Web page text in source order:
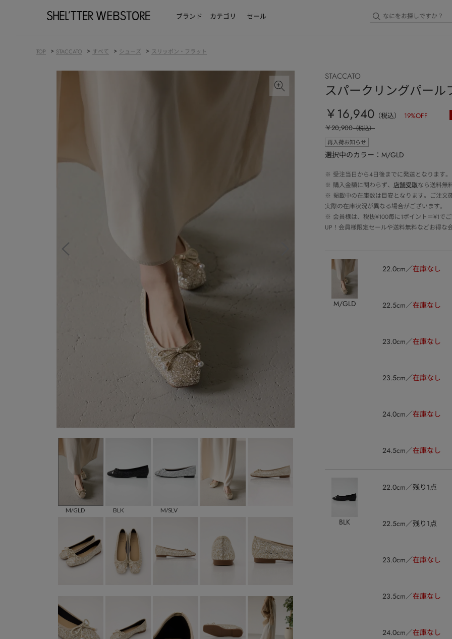
ブランド カテゴリ セール
TOP > STACCATO > すべて > シューズ > スリッポン・フラット
M/GLD BLK M/SLV
STACCATO
スパークリングパール
￥16,940 （税込） 19%OFF
￥20,900（税込）
再入荷お知らせ
選択中のカラー：M/GLD
※ 受注当日から4日後までに発送となります
※ 購入金額に関わらず、 店舗受取なら送料無
※ 掲載中の在庫数は目安となります。ご注文
実際の在庫状況が異なる場合がございます。
※ 会員様は、税抜¥100毎に1ポイント＝¥1で
UP！会員様限定セールや送料無料などお得な
M/GLD
22.0cm 在庫なし
22.5cm 在庫なし
23.0cm 在庫なし
23.5cm 在庫なし
24.0cm 在庫なし
24.5cm 在庫なし
BLK
22.0cm 残り1点
22.5cm 残り1点
23.0cm 在庫なし
23.5cm 在庫なし
24.0cm 在庫なし